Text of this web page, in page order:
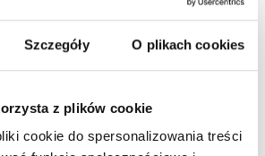
Szczegóły O plikach cookies
z plików cookie
cookie do spersonalizowania treści
Winning Moves